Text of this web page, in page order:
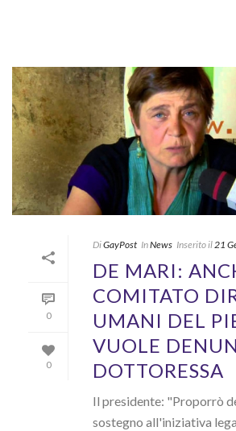
0
0
DiGayPost InNews Inserito il21
DE MARI:
COMITATO
UMANI DEL
VUOLE
DOTTORESSA
Il presidente: "Proporrò
sostegno all'iniziativa